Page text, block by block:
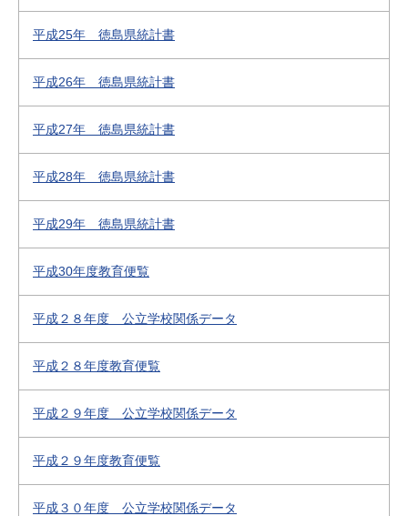
平成25年 徳島県統計書
平成26年 徳島県統計書
平成27年 徳島県統計書
平成28年 徳島県統計書
平成29年 徳島県統計書
平成30年度教育便覧
平成２８年度 公立学校関係データ
平成２８年度教育便覧
平成２９年度 公立学校関係データ
平成２９年度教育便覧
平成３０年度 公立学校関係データ